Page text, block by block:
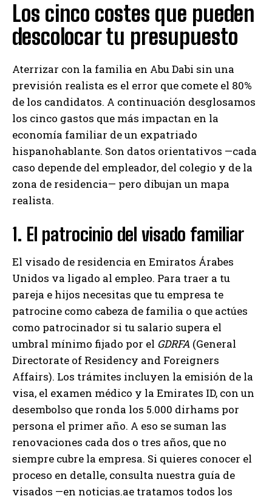
Los cinco costes que pueden
descolocar tu presupuesto
Aterrizar con la familia en Abu Dabi sin una
previsión realista es el error que comete el 80%
de los candidatos. A continuación desglosamos
los cinco gastos que más impactan en la
economía familiar de un expatriado
hispanohablante. Son datos orientativos —cada
caso depende del empleador, del colegio y de la
zona de residencia— pero dibujan un mapa
realista.
1. El patrocinio del visado familiar
El visado de residencia en Emiratos Árabes
Unidos va ligado al empleo. Para traer a tu
pareja e hijos necesitas que tu empresa te
patrocine como cabeza de familia o que actúes
como patrocinador si tu salario supera el
umbral mínimo fijado por el GDRFA (General
Directorate of Residency and Foreigners
Affairs). Los trámites incluyen la emisión de la
visa, el examen médico y la Emirates ID, con un
desembolso que ronda los 5.000 dirhams por
persona el primer año. A eso se suman las
renovaciones cada dos o tres años, que no
siempre cubre la empresa. Si quieres conocer el
proceso en detalle, consulta nuestra guía de
visados —en noticias.ae tratamos todos los